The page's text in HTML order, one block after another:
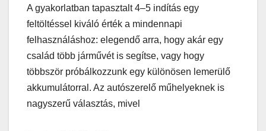
A gyakorlatban tapasztalt 4–5 indítás egy
feltöltéssel kiváló érték a mindennapi
felhasználáshoz: elegendő arra, hogy akár egy
család több járművét is segítse, vagy hogy
többször próbálkozzunk egy különösen lemerülő
akkumulátorral. Az autószerelő műhelyeknek is
nagyszerű választás, mivel